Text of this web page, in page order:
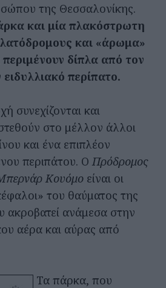
της Θεσσαλονίκης.
και μία πλακόστρωτη
και «άρωμα»
δίπλα από τον
περίπατο.
συνεχίζονται και
στο μέλλον άλλοι
και ένα επιπλέον
περιπάτου. Ο Πρόδρομος
Κουόμο είναι οι
του θαύματος της
ακροβατεί ανάμεσα στην
αέρα και αύρας από
Τα πάρκα, που